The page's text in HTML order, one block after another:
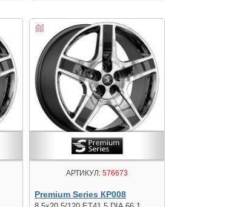
АРТИКУЛ: 576673
Premium Series КР008